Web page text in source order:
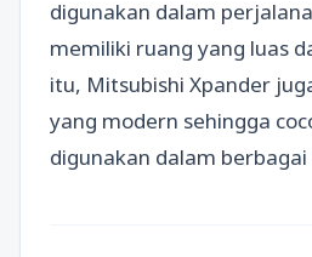
digunakan dalam
memiliki ruang yang luas
itu, Mitsubishi Xpander
yang modern sehingga
digunakan dalam